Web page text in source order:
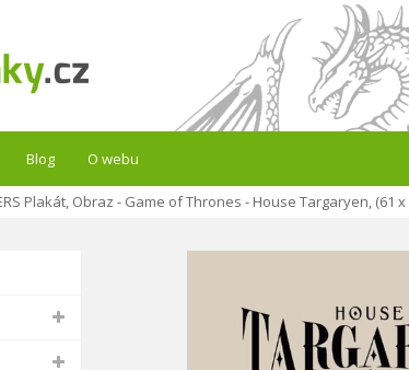
Blog O webu
Plakát, Obraz - Game of Thrones - House Targaryen, (61 x